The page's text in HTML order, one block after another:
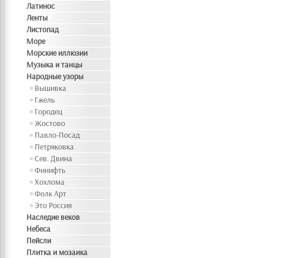
Латинос
Ленты
Листопад
Море
Морские иллюзии
Музыка и танцы
Народные узоры
Вышивка
Гжель
Городец
Жостово
Павло-Посад
Петряковка
Сев. Двина
Финифть
Хохлома
Фолк Арт
Это Россия
Наследие веков
Небеса
Пейсли
Плитка и мозаика